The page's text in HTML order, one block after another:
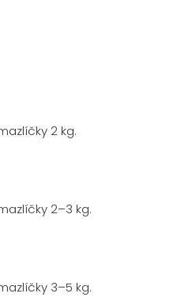
2 kg.
2–3 kg.
3–5 kg.